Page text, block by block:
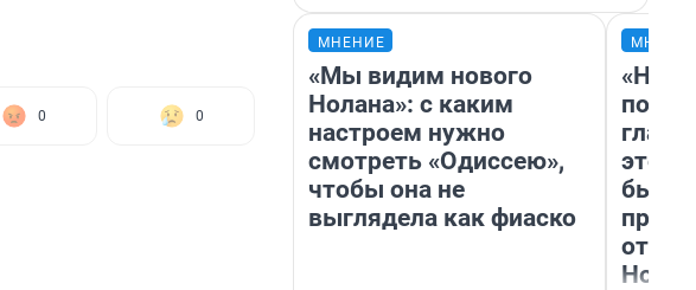
0 0
МНЕНИЕ
«Мы видим нового
Нолана»: с каким
настроем нужно
смотреть «Одиссею»,
чтобы она не
выглядела как фиаско
этого
бьет